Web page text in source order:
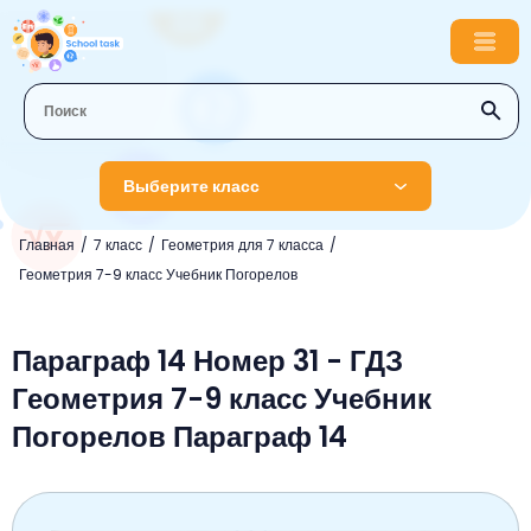
Выберите класс
Главная 7 класс
Геометрия для 7 класса
Геометрия 7-9 класс Учебник Погорелов
1 класс
Русский язык
Литературное чтение
Окружающий мир
Математика
Математика
Английский язык
Информатика
Литературное чтение
3 класс
Музыка
Окружающий мир
4 класс
Английский язык
Параграф 14 Номер 31 - ГДЗ
Геометрия 7-9 класс Учебник
Погорелов Параграф 14